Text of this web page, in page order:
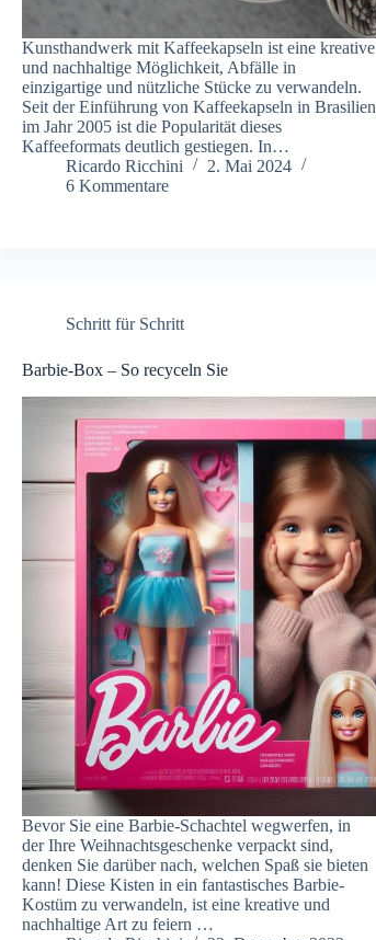
Kunsthandwerk mit Kaffeekapseln ist eine kreative
und nachhaltige Möglichkeit, Abfälle in
einzigartige und nützliche Stücke zu verwandeln.
Seit der Einführung von Kaffeekapseln in Brasilien
im Jahr 2005 ist die Popularität dieses
Kaffeeformats deutlich gestiegen. In…
Ricardo Ricchini
2. Mai 2024
6 Kommentare
Schritt für Schritt
Barbie-Box – So recyceln Sie
Bevor Sie eine Barbie-Schachtel wegwerfen, in
der Ihre Weihnachtsgeschenke verpackt sind,
denken Sie darüber nach, welchen Spaß sie bieten
kann! Diese Kisten in ein fantastisches Barbie-
Kostüm zu verwandeln, ist eine kreative und
nachhaltige Art zu feiern …